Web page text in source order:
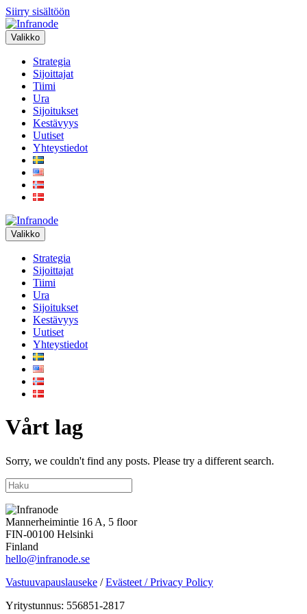
Siirry sisältöön
Valikko
Strategia
Sijoittajat
Tiimi
Ura
Sijoitukset
Kestävyys
Uutiset
Yhteystiedot
Valikko
Strategia
Sijoittajat
Tiimi
Ura
Sijoitukset
Kestävyys
Uutiset
Yhteystiedot
Vårt lag
Sorry, we couldn't find any posts. Please try a different search.
Mannerheimintie 16 A, 5 floor
FIN-00100 Helsinki
Finland
hello@infranode.se
Vastuuvapauslauseke /Evästeet / Privacy Policy
Yritystunnus: 556851-2817